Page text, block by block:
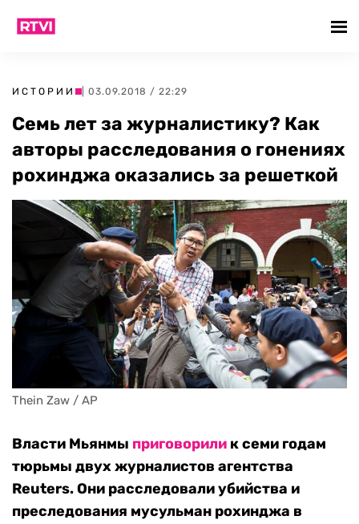
ИСТОРИИ | 03.09.2018 / 22:29
Семь лет за журналистику? Как
авторы расследования о гонениях
рохинджа оказались за решеткой
Thein Zaw / AP
Власти Мьянмы приговорили к семи годам
тюрьмы двух журналистов агентства
Reuters. Они расследовали убийства и
преследования мусульман рохинджа в